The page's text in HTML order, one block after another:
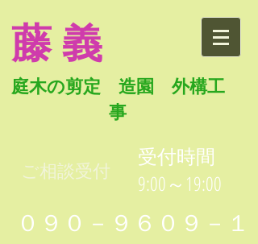
ご相談受付
受付時間
9:00～19:00
０９０－９６０９－１
藤 義
庭木の剪定 造園 外構工
事